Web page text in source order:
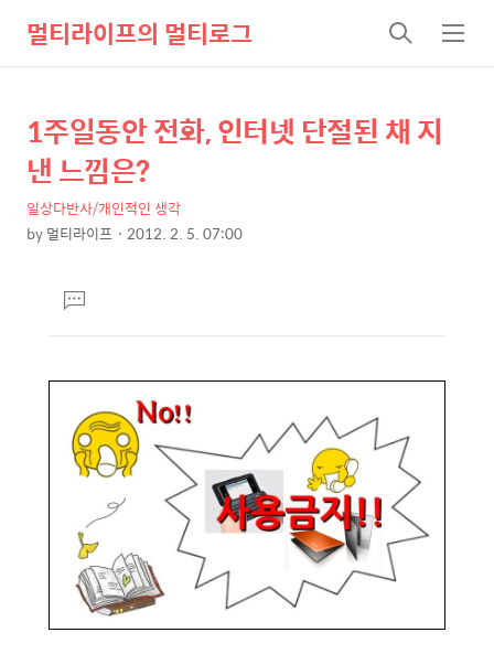
멀티라이프의 멀티로그
검
색
메
뉴
상
세
컨
텐
본
문
제
목
1주일동안 전화, 인터넷 단절된 채 지
낸 느낌은?
일상다반사/개인적인 생각
by멀티라이프 2012. 2. 5. 07:00
댓
글